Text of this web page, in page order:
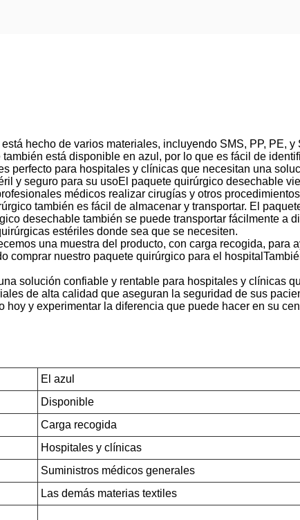
hecho de varios materiales, incluyendo SMS, PP, PE,
está disponible en azul, por lo que es fácil de
perfecto para hospitales y clínicas que necesitan una
y seguro para su usoEl paquete quirúrgico desechable
médicos realizar cirugías y otros
también es fácil de almacenar y transportar. El
desechable también se puede transportar fácilmente a
estériles donde sea que se necesiten.
una muestra del producto, con carga recogida, para
comprar nuestro paquete quirúrgico para el
solución confiable y rentable para hospitales y clínicas
de alta calidad que aseguran la seguridad de sus
hoy y experimentar la diferencia que puede hacer en su
El azul
Disponible
Carga recogida
Hospitales y clínicas
Suministros médicos generales
Las demás materias textiles